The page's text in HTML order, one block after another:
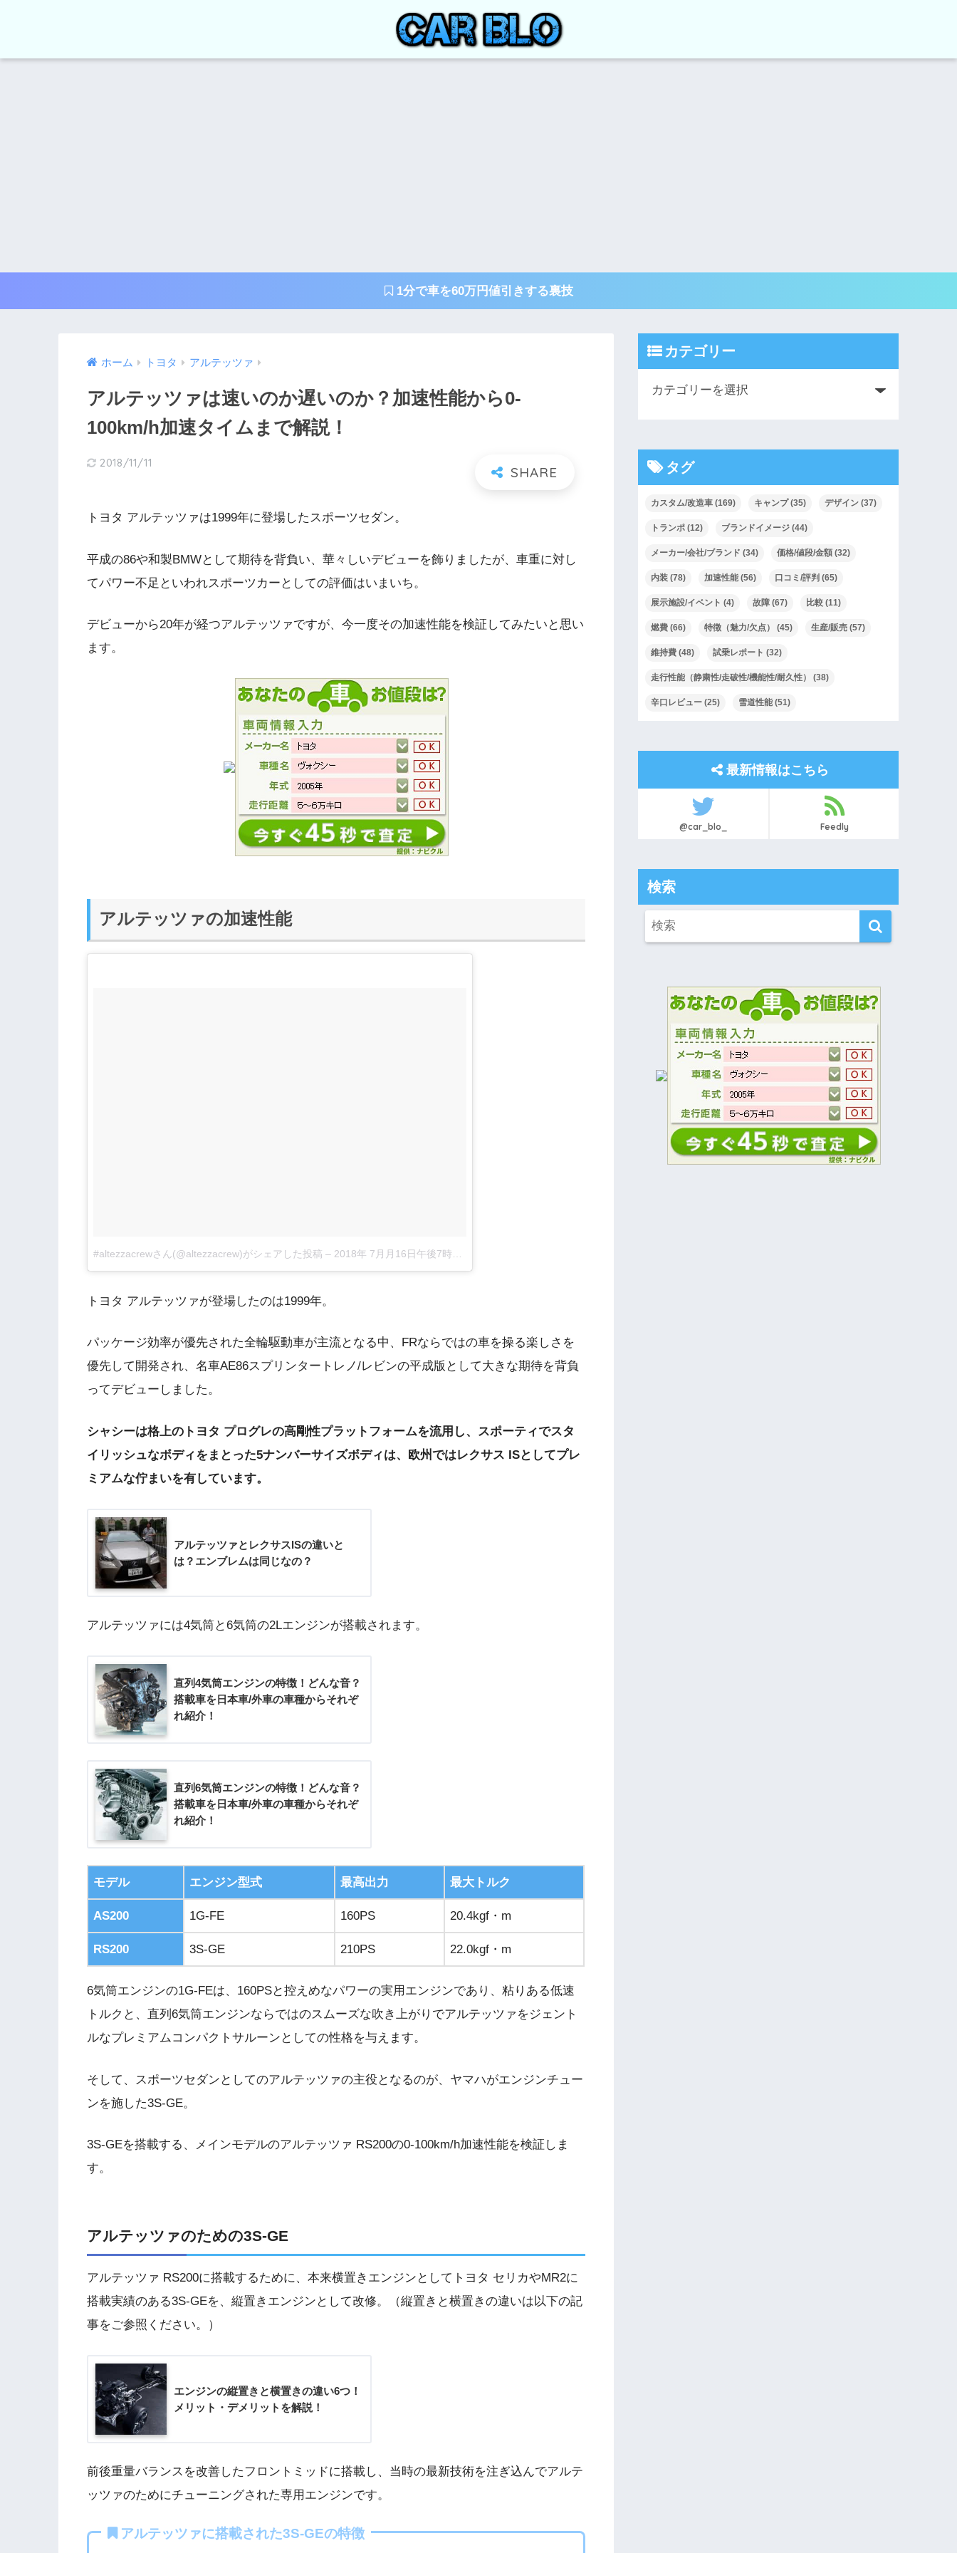
1分で車を60万円値引きする裏技
ホーム トヨタ アルテッツァ
アルテッツァは速いのか遅いのか？加速性能から0-
100km/h加速タイムまで解説！
2018/11/11
トヨタ アルテッツァは1999年に登場したスポーツセダン。
平成の86や和製BMWとして期待を背負い、華々しいデビューを飾りましたが、車重に対し
てパワー不足といわれスポーツカーとしての評価はいまいち。
デビューから20年が経つアルテッツァですが、今一度その加速性能を検証してみたいと思い
ます。
アルテッツァの加速性能
#altezzacrewさん(@altezzacrew)がシェアした投稿 – 2018年 7月月16日午後7時50分PDT
トヨタ アルテッツァが登場したのは1999年。
パッケージ効率が優先された全輪駆動車が主流となる中、FRならではの車を操る楽しさを
優先して開発され、名車AE86スプリンタートレノ/レビンの平成版として大きな期待を背負
ってデビューしました。
シャシーは格上のトヨタ プログレの高剛性プラットフォームを流用し、スポーティでスタ
イリッシュなボディをまとった5ナンバーサイズボディは、欧州ではレクサス ISとしてプレ
ミアムな佇まいを有しています。
アルテッツァとレクサスISの違いと
は？エンブレムは同じなの？
アルテッツァには4気筒と6気筒の2Lエンジンが搭載されます。
直列4気筒エンジンの特徴！どんな音？
搭載車を日本車/外車の車種からそれぞ
れ紹介！
直列6気筒エンジンの特徴！どんな音？
搭載車を日本車/外車の車種からそれぞ
れ紹介！
モデル エンジン型式 最高出力 最大トルク
AS200 1G-FE 160PS 20.4kgf・m
RS200 3S-GE 210PS 22.0kgf・m
6気筒エンジンの1G-FEは、160PSと控えめなパワーの実用エンジンであり、粘りある低速
トルクと、直列6気筒エンジンならではのスムーズな吹き上がりでアルテッツァをジェント
ルなプレミアムコンパクトサルーンとしての性格を与えます。
そして、スポーツセダンとしてのアルテッツァの主役となるのが、ヤマハがエンジンチュー
ンを施した3S-GE。
3S-GEを搭載する、メインモデルのアルテッツァ RS200の0-100km/h加速性能を検証しま
す。
アルテッツァのための3S-GE
アルテッツァ RS200に搭載するために、本来横置きエンジンとしてトヨタ セリカやMR2に
搭載実績のある3S-GEを、縦置きエンジンとして改修。（縦置きと横置きの違いは以下の記
事をご参照ください。）
エンジンの縦置きと横置きの違い6つ！
メリット・デメリットを解説！
前後重量バランスを改善したフロントミッドに搭載し、当時の最新技術を注ぎ込んでアルテ
ッツァのためにチューニングされた専用エンジンです。
アルテッツァに搭載された3S-GEの特徴
カテゴリー
タグ
カスタム/改造車 (169) キャンプ(35) デザイン (37)
トランポ (12) ブランドイメージ (44)
メーカー/会社/ブランド (34) 価格/値段/金額 (32)
内装 (78) 加速性能 (56) 口コミ/評判 (65)
展示施設/イベント (4) 故障 (67) 比較 (11)
燃費 (66) 特徴（魅力/欠点） (45) 生産/販売 (57)
維持費 (48) 試乗レポート (32)
走行性能（静粛性/走破性/機能性/耐久性） (38)
辛口レビュー (25) 雪道性能 (51)
最新情報はこちら
@car_blo_ Feedly
検索